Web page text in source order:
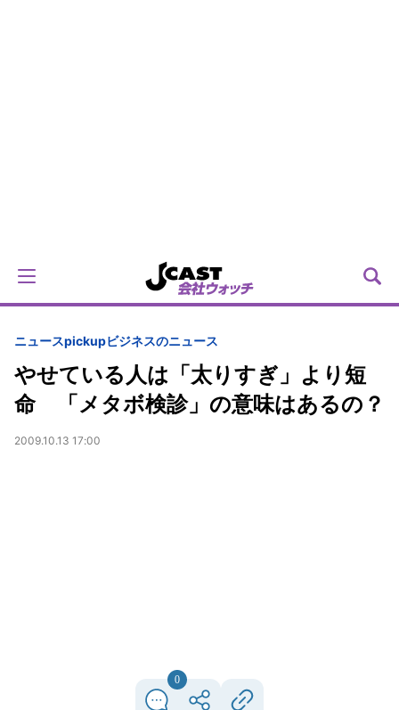
ニュースpickupビジネスのニュース
やせている人は「太りすぎ」より短
命 「メタボ検診」の意味はあるの？
2009.10.13 17:00
0